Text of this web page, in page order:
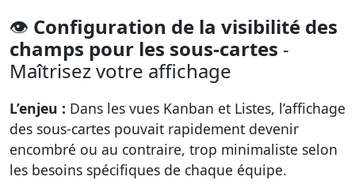
👁️ Configuration de la visibilité des
champs pour les sous-cartes -
Maîtrisez votre affichage
L’enjeu : Dans les vues Kanban et Listes, l’affichage
des sous-cartes pouvait rapidement devenir
encombré ou au contraire, trop minimaliste selon
les besoins spécifiques de chaque équipe.